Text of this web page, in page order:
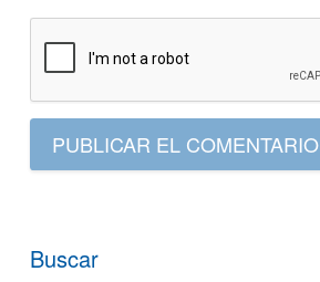
PUBLICAR EL COMENTARIO
Buscar